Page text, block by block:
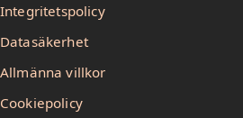
Integritetspolicy
Datasäkerhet
Allmänna villkor
Cookiepolicy